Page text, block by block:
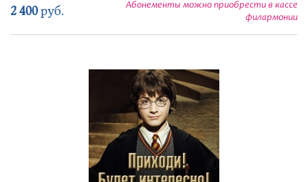
2 400руб.
Абонементы можно приобрести в кассе
филармонии